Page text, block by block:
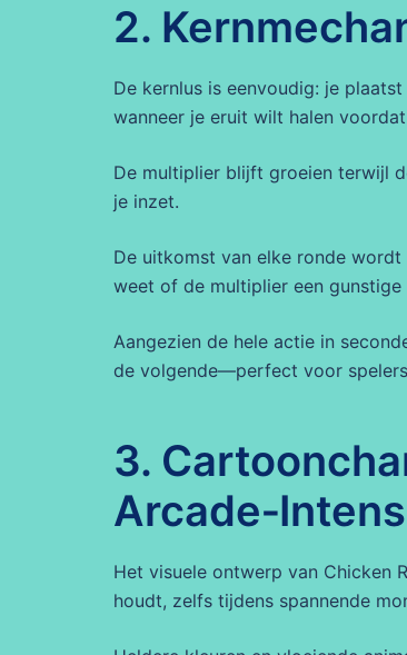
2.
De kernlus is eenvoudig: je
wanneer je eruit wilt halen
De multiplier blijft groeien terwijl
je inzet.
De uitkomst van elke ronde
weet of de multiplier een
Aangezien de hele actie in
de volgende—perfect voor
3.
Het visuele ontwerp van Chicken
houdt, zelfs tijdens spannende